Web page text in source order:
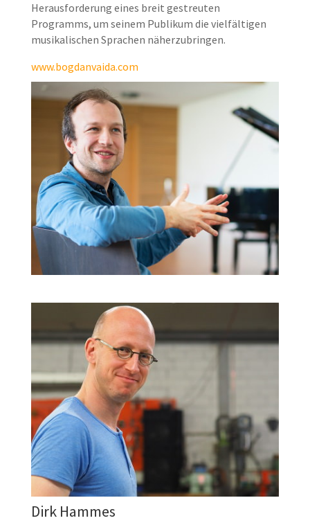
Herausforderung eines breit gestreuten
Programms, um seinem Publikum die vielfältigen
musikalischen Sprachen näherzubringen.
www.bogdanvaida.com
Dirk Hammes